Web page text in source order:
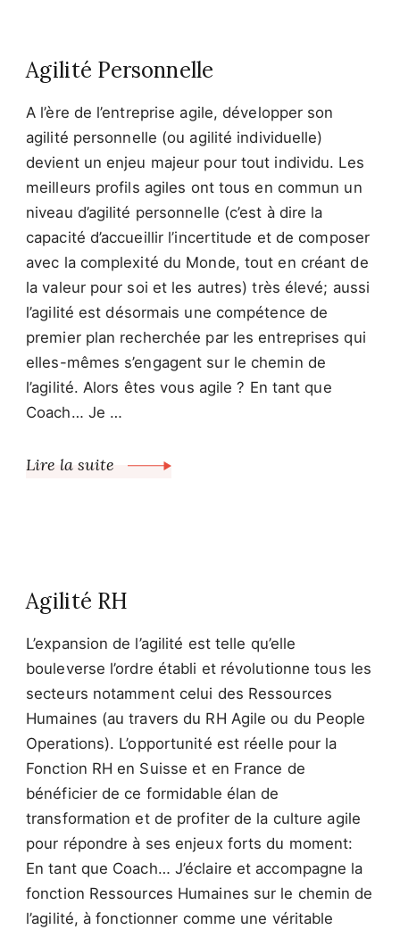
Agilité Personnelle
A l’ère de l’entreprise agile, développer son
agilité personnelle (ou agilité individuelle)
devient un enjeu majeur pour tout individu. Les
meilleurs profils agiles ont tous en commun un
niveau d’agilité personnelle (c’est à dire la
capacité d’accueillir l’incertitude et de composer
avec la complexité du Monde, tout en créant de
la valeur pour soi et les autres) très élevé; aussi
l’agilité est désormais une compétence de
premier plan recherchée par les entreprises qui
elles-mêmes s’engagent sur le chemin de
l’agilité. Alors êtes vous agile ? En tant que
Coach… Je …
Lire la suite
Agilité RH
L’expansion de l’agilité est telle qu’elle
bouleverse l’ordre établi et révolutionne tous les
secteurs notamment celui des Ressources
Humaines (au travers du RH Agile ou du People
Operations). L’opportunité est réelle pour la
Fonction RH en Suisse et en France de
bénéficier de ce formidable élan de
transformation et de profiter de la culture agile
pour répondre à ses enjeux forts du moment:
En tant que Coach… J’éclaire et accompagne la
fonction Ressources Humaines sur le chemin de
l’agilité, à fonctionner comme une véritable